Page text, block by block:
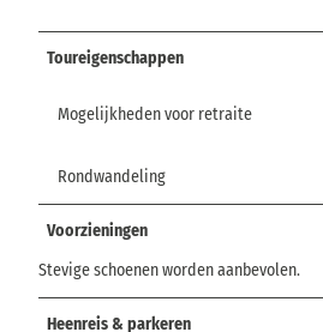
Toureigenschappen
Mogelijkheden voor retraite
Rondwandeling
Voorzieningen
Stevige schoenen worden aanbevolen.
Heenreis & parkeren